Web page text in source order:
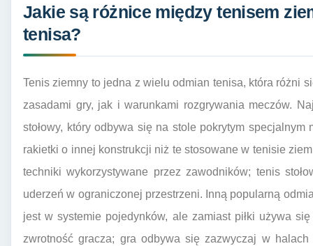
Jakie są różnice między tenisem
tenisa?
Tenis ziemny to jedna z wielu odmian tenisa, która różni
zasadami gry, jak i warunkami rozgrywania meczów.
stołowy, który odbywa się na stole pokrytym specjalnym
rakietki o innej konstrukcji niż te stosowane w tenisie
techniki wykorzystywane przez zawodników; tenis
uderzeń w ograniczonej przestrzeni. Inną popularną
jest w systemie pojedynków, ale zamiast piłki używa
zwrotność gracza; gra odbywa się zazwyczaj w